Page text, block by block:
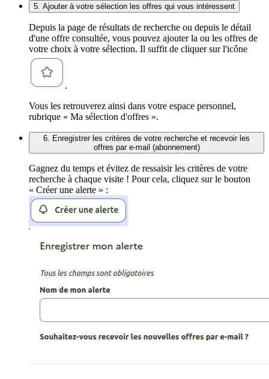
5. Ajouter à votre sélection les offres qui vous intéressent
Depuis la page de résultats de recherche ou depuis le détail
d'une offre consultée, vous pouvez ajouter la ou les offres de
votre choix à votre sélection. Il suffit de cliquer sur l'icône
.
Vous les retrouverez ainsi dans votre espace personnel,
rubrique « Ma sélection d'offres ».
6. Enregistrer les critères de votre recherche et recevoir les
offres par e-mail (abonnement)
Gagnez du temps et évitez de ressaisir les critères de votre
recherche à chaque visite ! Pour cela, cliquez sur le bouton
« Créer une alerte » :